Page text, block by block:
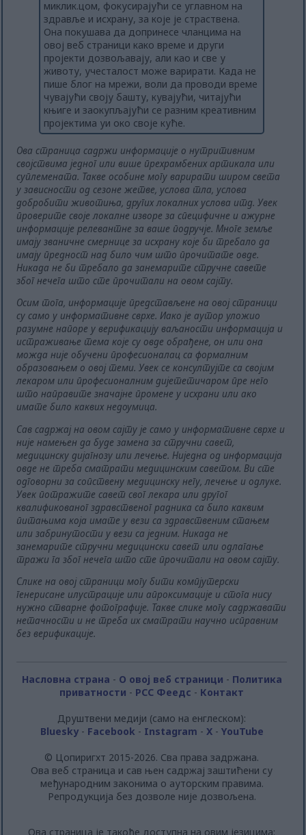
миклик.цом, фокусирајући се углавном на
здравље и исхрану, за које је страствена.
Она покушава да допринесе чланцима на
овој веб страници како време и други
пројекти дозвољавају, али као и све у
животу, учесталост може варирати. Када не
пише блог на мрежи, воли да проводи време
чувајући своју башту, кувајући, читајући
књиге и заокупљајући се разним креативним
пројектима уи око своје куће.
Ова страница садржи информације о нутритивним
својствима једног или више прехрамбених артикала или
суплемената. Такве особине могу варирати широм света
у зависности од сезоне жетве, услова тла, услова
добробити животиња, других локалних услова итд. Увек
проверите своје локалне изворе за специфичне и ажурне
информације релевантне за ваше подручје. Многе земље
имају званичне смернице за исхрану које би требало да
имају предност над било чим што прочитате овде.
Никада не би требало да занемарите стручне савете
због нечега што сте прочитали на овом сајту.
Осим тога, информације представљене на овој страници
су само у информативне сврхе. Иако је аутор уложио
разумне напоре у верификацију ваљаности информација и
истраживање тема које су овде обрађене, он или она
можда није обучени професионалац са формалним
образовањем о овој теми. Увек се консултујте са својим
лекаром или професионалним дијететичаром пре него
што направите значајне промене у исхрани или ако
имате било каквих недоумица.
Сав садржај на овом сајту је само у информативне сврхе и
није намењен да буде замена за стручни савет,
медицинску дијагнозу или лечење. Ниједна од информација
овде не треба сматрати медицинским саветом. Ви сте
одговорни за сопствену медицинску негу, лечење и одлуке.
Увек потражите савет свог лекара или другог
квалификованог здравственог радника са било каквим
питањима која имате у вези са здравственим стањем
или забринутости у вези са једним. Никада не
занемарите стручни медицински савет или одлагање
тражи га због нечега што сте прочитали на овом сајту.
Слике на овој страници могу бити компјутерски
генерисане илустрације или апроксимације и стога нису
нужно стварне фотографије. Такве слике могу садржавати
нетачности и не треба их сматрати научно исправним
без верификације.
Насловна страна - О овој веб страници - Политика
приватности - РСС Феедс - Контакт
Друштвени медији (само на енглеском):
Bluesky- Facebook - Instagram - X- YouTube
© Цопиригхт 2015-2026. Сва права задржана.
Ова веб страница и сав њен садржај заштићени су
међународним законима о ауторским правима.
Репродукција без дозволе није дозвољена.
Ова страница је такође доступна на овим језицима: